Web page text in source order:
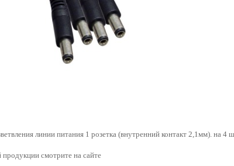
линии питания 1 розетка (внутренний контакт 2,1мм). на 4
смотрите на сайте